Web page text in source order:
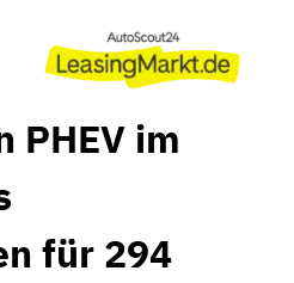
PHEV im
für 294